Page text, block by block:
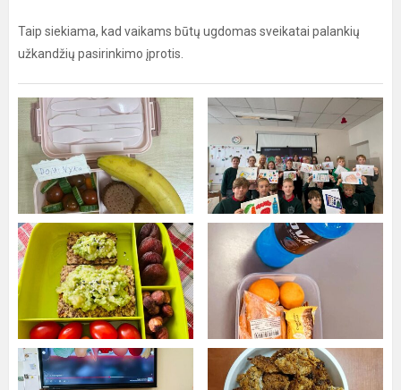
Taip siekiama, kad vaikams būtų ugdomas sveikatai palankių
užkandžių pasirinkimo įprotis.